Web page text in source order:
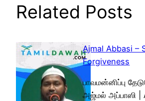
Related Posts
Ajmal Abbasi –
Forgiveness
பாவமன்னிப்பு
அஜ்மல் அப்பாஸி |